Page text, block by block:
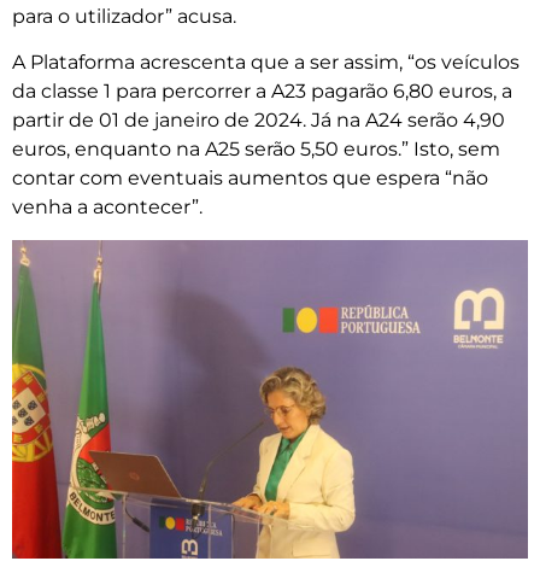
para o utilizador” acusa.
A Plataforma acrescenta que a ser assim, “os veículos
da classe 1 para percorrer a A23 pagarão 6,80 euros, a
partir de 01 de janeiro de 2024. Já na A24 serão 4,90
euros, enquanto na A25 serão 5,50 euros.” Isto, sem
contar com eventuais aumentos que espera “não
venha a acontecer”.